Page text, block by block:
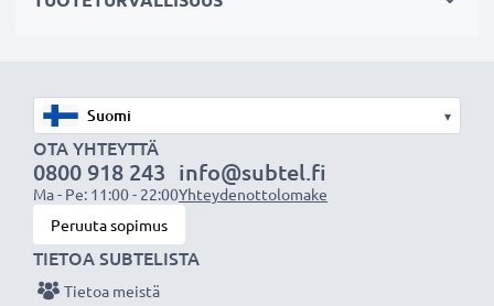
Sopii Nintendo 3DS käsikonsolin
✔ Sopivat täydellisesti konsolin kynänpidikkeeseen
Pakkaus sisältää:
10x kosketusnäyttökynä muovikärjellä
★ 3 vuoden takuu ★
Olemme vuonna 2004 perustettu kansainvälinen
▾
OTA YHTEYTTÄ
0800 918 243
Ma - Pe: 11:00 - 22:00
info@subtel.fi
Yhteydenottolomake
Peruuta sopimus
TIETOA SUBTELISTA
Tietoa meistä